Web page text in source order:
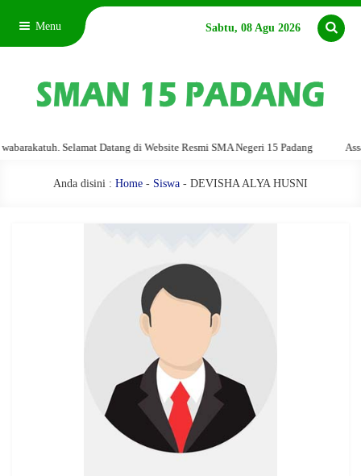
Menu Sabtu, 08 Agu 2026
Selamat Datang di Website Resmi SMA Negeri 15 Padang
Anda disini : Home - Siswa - DEVISHA ALYA HUSNI